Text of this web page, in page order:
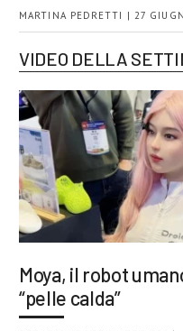
MARTINA PEDRETTI | 27
VIDEO DELLA
Moya, il robot
“pelle calda”